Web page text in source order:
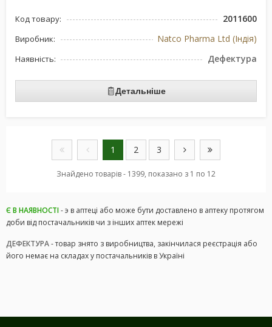
Код товару: 2011600
Виробник: Natco Pharma Ltd (Індія)
Наявність: Дефектура
Детальніше
1 2 3
Знайдено товарів - 1399, показано з 1 по 12
Є В НАЯВНОСТІ- э в аптеці або може бути доставлено в аптеку протягом
доби від постачальників чи з інших аптек мережі
ДЕФЕКТУРА- товар знято з виробництва, закінчилася реєстрація або
його немає на складах у постачальників в Україні